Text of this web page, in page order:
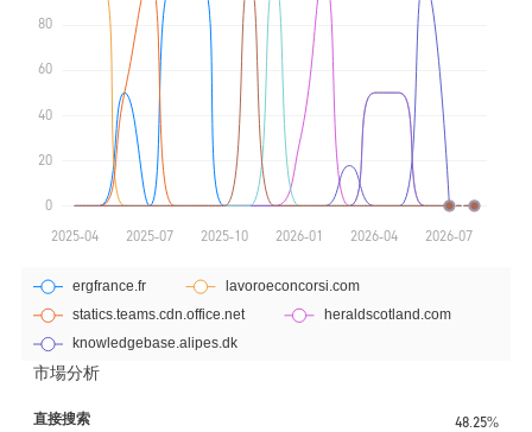
市場分析
直接搜索 48.25%